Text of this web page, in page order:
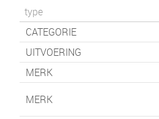
type
CATEGORIE
UITVOERING
MERK
MERK